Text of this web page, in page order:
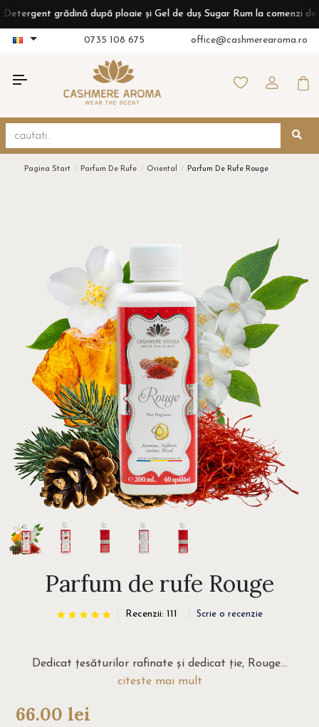
grădină după ploaie și Gel de duș Sugar Rum la comenzi de peste
0735 108 675 office@cashmerearoma.ro
Pagina Start Parfum De Rufe Oriental Parfum De Rufe Rouge
Parfum de rufe Rouge
Recenzii: 111 Scrie o recenzie
Dedicat țesăturilor rafinate și dedicat ție, Rouge...
citeste mai mult
66.00 lei